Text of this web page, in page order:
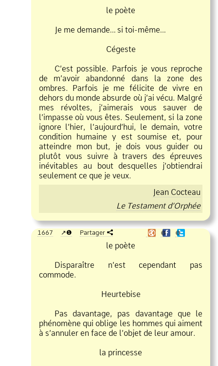
le poète
Je me demande… si toi même…
Cégeste
C’est possible. Parfois je vous reproche
de m’avoir abandonné dans la zone des
ombres. Parfois je me félicite de vivre en
dehors du monde absurde où j’ai vécu. Malgré
mes révoltes, j’aimerais vous sauver de
l’impasse où vous êtes. Seulement, si la zone
ignore l’hier, l’aujourd’hui, le demain, votre
condition humaine y est soumise et, pour
atteindre mon but, je dois vous guider ou
plutôt vous suivre à travers des épreuves
inévitables au bout desquelles j’obtiendrai
seulement ce que je veux.
Jean Cocteau
Le Testament d’Orphée
1667 ❶ Partager ❶ ❶
le poète
Disparaître n’est cependant pas
commode.
Heurtebise
Pas davantage, pas davantage que le
phénomène qui oblige les hommes qui aiment
à s’annuler en face de l’objet de leur amour.
la princesse